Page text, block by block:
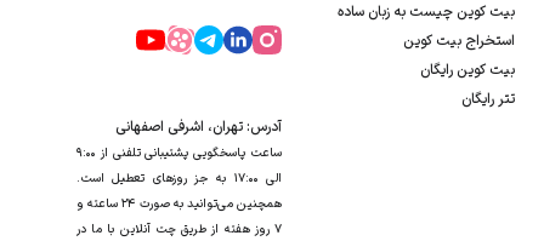
بیت کوین چیست به زبان ساده
استخراج بیت کوین
بیت کوین رایگان
تتر رایگان
آدرس: تهران، اشرفی اصفهانی
ساعت پاسخگویی پشتیبانی تلفنی از ۹:۰۰
الی ۱۷:۰۰ به جز روزهای تعطیل است.
همچنین می‌توانید به صورت ۲۴ ساعته و
۷ روز هفته از طریق چت آنلاین با ما در